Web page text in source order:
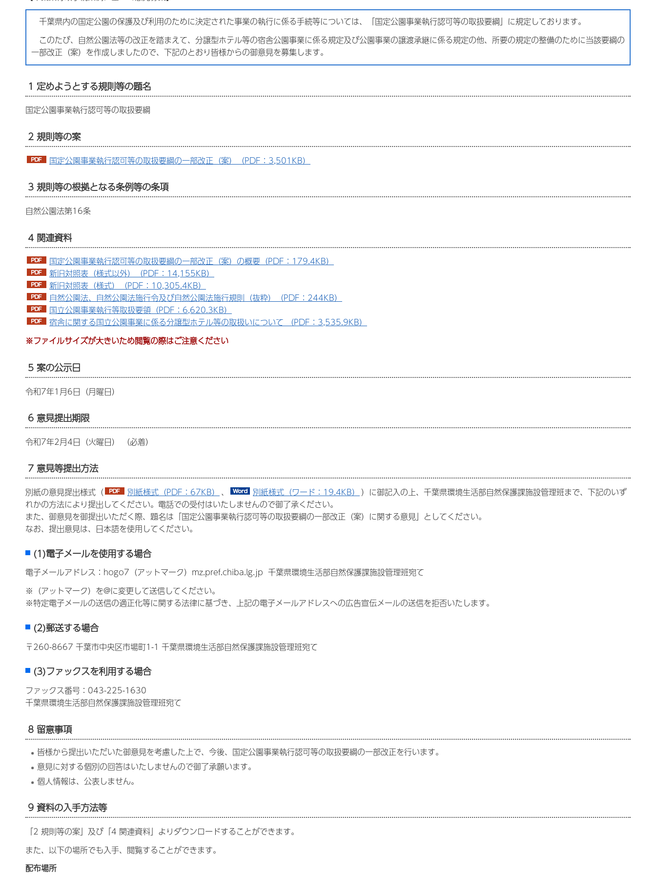
千葉県内の国定公園の保護及び利用のために決定された事業の執行に係る手続等については、「国定公園事業執行認可等の取扱要綱」に規定しております。
このたび、自然公園法等の改正を踏まえて、分譲型ホテル等の宿舎公園事業に係る規定及び公園事業の譲渡承継に係る規定の他、所要の規定の整備のために当該要綱の
一部改正（案）を作成しましたので、下記のとおり皆様からの御意見を募集します。
1 定めようとする規則等の題名
国定公園事業執行認可等の取扱要綱
2 規則等の案
国定公園事業執行認可等の取扱要綱の一部改正（案）（PDF：3,501KB）
3 規則等の根拠となる条例等の条項
自然公園法第16条
4 関連資料
国定公園事業執行認可等の取扱要綱の一部改正（案）の概要（PDF：179.4KB）
新旧対照表（様式以外）（PDF：14,155KB）
新旧対照表（様式）（PDF：10,305.4KB）
自然公園法、自然公園法施行令及び自然公園法施行規則（抜粋）（PDF：244KB）
国立公園事業執行等取扱要領（PDF：6,620.3KB）
宿舎に関する国立公園事業に係る分譲型ホテル等の取扱いについて （PDF：3,535.9KB）
※ファイルサイズが大きいため閲覧の際はご注意ください
5 案の公示日
令和7年1月6日（月曜日）
6 意見提出期限
令和7年2月4日（火曜日） （必着）
7 意見等提出方法
別紙の意見提出様式（ 別紙様式（PDF：67KB） 、 別紙様式（ワード：19.4KB） ）に御記入の上、千葉県環境生活部自然保護課施設管理班まで、下記のいず
れかの方法により提出してください。電話での受付はいたしませんので御了承ください。
また、御意見を御提出いただく際、題名は「国定公園事業執行認可等の取扱要綱の一部改正（案）に関する意見」としてください。
なお、提出意見は、日本語を使用してください。
(1)電子メールを使用する場合
電子メールアドレス：hogo7（アットマーク）mz.pref.chiba.lg.jp 千葉県環境生活部自然保護課施設管理班宛て
※（アットマーク）を@に変更して送信してください。
※特定電子メールの送信の適正化等に関する法律に基づき、上記の電子メールアドレスへの広告宣伝メールの送信を拒否いたします。
(2)郵送する場合
〒260-8667 千葉市中央区市場町1-1 千葉県環境生活部自然保護課施設管理班宛て
(3)ファックスを利用する場合
ファックス番号：043-225-1630
千葉県環境生活部自然保護課施設管理班宛て
8 留意事項
皆様から提出いただいた御意見を考慮した上で、今後、国定公園事業執行認可等の取扱要綱の一部改正を行います。
意見に対する個別の回答はいたしませんので御了承願います。
個人情報は、公表しません。
9 資料の入手方法等
「2 規則等の案」及び「4 関連資料」よりダウンロードすることができます。
また、以下の場所でも入手、閲覧することができます。
配布場所